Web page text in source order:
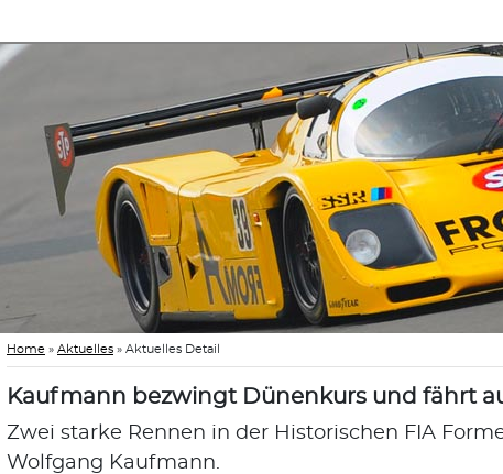
Home » Aktuelles » Aktuelles Detail
Kaufmann bezwingt Dünenkurs und fährt
Zwei starke Rennen in der Historischen FIA
Wolfgang Kaufmann.